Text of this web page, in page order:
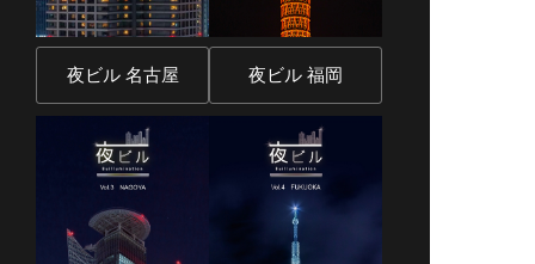
夜ビル 名古屋 夜ビル 福岡